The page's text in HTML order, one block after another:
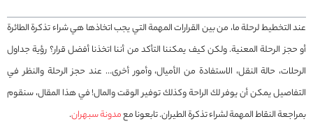
عند التخطيط لرحلة ما، من بين القرارات المهمة التي يجب اتخاذها هي شراء تذكرة الطائرة
أو حجز الرحلة المعنية. ولكن كيف يمكننا التأكد من أننا اتخذنا أفضل قرار؟ رؤية جداول
الرحلات، حالة النقل، الاستفادة من الأميال، وأمور أخرى… عند حجز الرحلة والنظر في
التفاصيل يمكن أن يوفر لك الراحة وكذلك توفير الوقت والمال! في هذا المقال، سنقوم
بمراجعة النقاط المهمة لشراء تذكرة الطيران. تابعونا معمدونة سبهران.